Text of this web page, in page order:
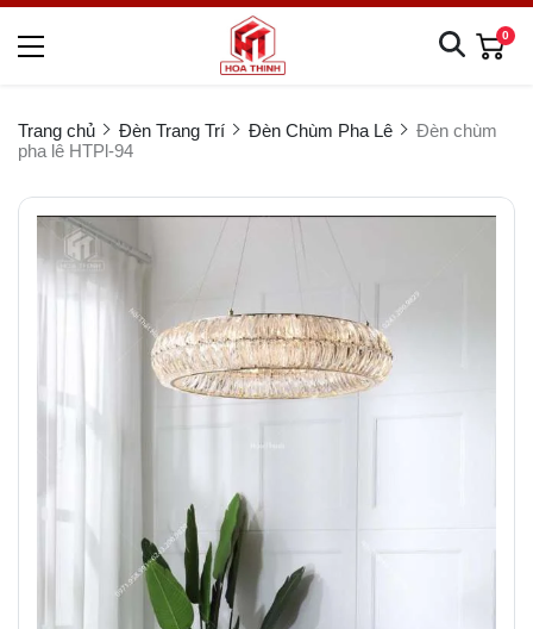
0
Trang chủ Đèn Trang Trí Đèn Chùm Pha Lê
Đèn chùm
pha lê HTPl-94